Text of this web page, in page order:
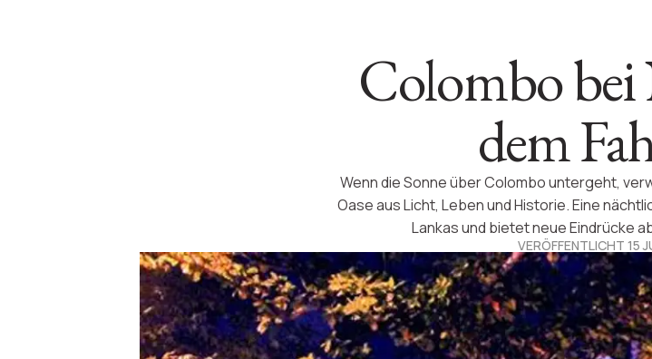
Colombo
dem
Wenn die Sonne über Colombo untergeht,
Oase aus Licht, Leben und Historie. Eine
Lankas und bietet neue Eindrücke
VERÖFFENTLICHT 15